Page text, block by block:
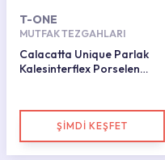
T-ONE
MUTFAK TEZGAHLARI
Calacatta Unique Parlak
Kalesinterflex Porselen
ŞİMDİ KEŞFET